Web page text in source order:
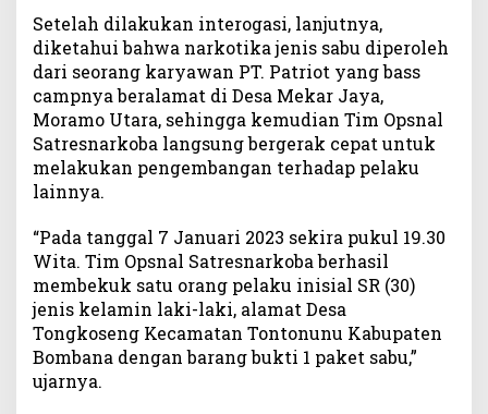
g
e
d
a
r
S
a
Setelah dilakukan interogasi, lanjutnya,
diketahui bahwa narkotika jenis sabu diperoleh
dari seorang karyawan PT. Patriot yang bass
campnya beralamat di Desa Mekar Jaya,
Moramo Utara, sehingga kemudian Tim Opsnal
Satresnarkoba langsung bergerak cepat untuk
melakukan pengembangan terhadap pelaku
lainnya.
“Pada tanggal 7 Januari 2023 sekira pukul 19.30
Wita. Tim Opsnal Satresnarkoba berhasil
membekuk satu orang pelaku inisial SR (30)
jenis kelamin laki-laki, alamat Desa
Tongkoseng Kecamatan Tontonunu Kabupaten
Bombana dengan barang bukti 1 paket sabu,”
ujarnya.